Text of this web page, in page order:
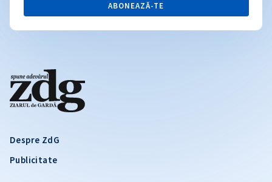
Despre ZdG
Publicitate
ABONEAZĂ-TE